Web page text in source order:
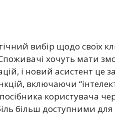
вибір щодо своїх
хочуть мати
і новий асистент
включаючи
користувача
більш доступними для